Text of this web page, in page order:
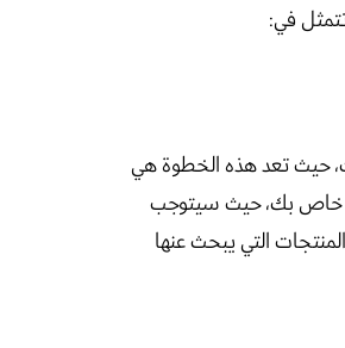
في:
حيث تعد هذه الخطوة هي
خاص بك، حيث سيتوجب
التي يبحث عنها